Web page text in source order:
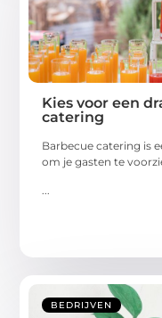
Kies voor een
catering
Barbecue catering is
om je gasten te
BEDRIJVEN